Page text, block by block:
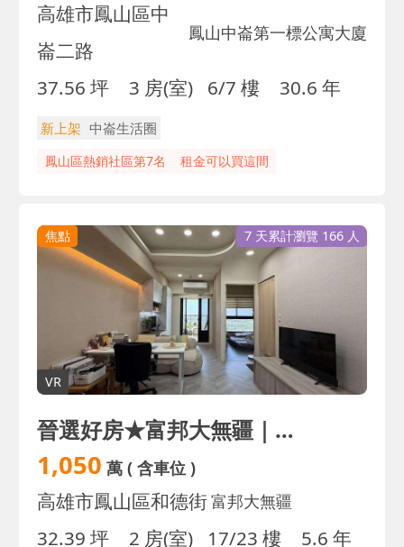
高雄市鳳山區中
崙二路
鳳山中崙第一標公寓大廈
37.56 坪 3 房(室) 6/7 樓 30.6 年
新上架 中崙生活圈
鳳山區熱銷社區第7名 租金可以買這間
焦點
VR
7 天累計瀏覽 166 人
晉選好房★富邦大無疆｜輕奢質感裝潢｜2房平車
1,050 萬( 含車位 )
高雄市鳳山區和德街富邦大無疆
32.39 坪 2 房(室) 17/23 樓 5.6 年